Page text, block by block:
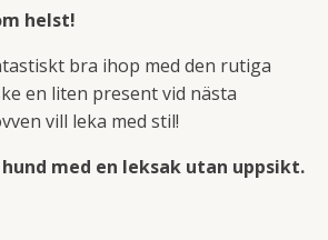
helst!
bra ihop med den rutiga
en liten present vid nästa
vill leka med stil!
med en leksak utan uppsikt.